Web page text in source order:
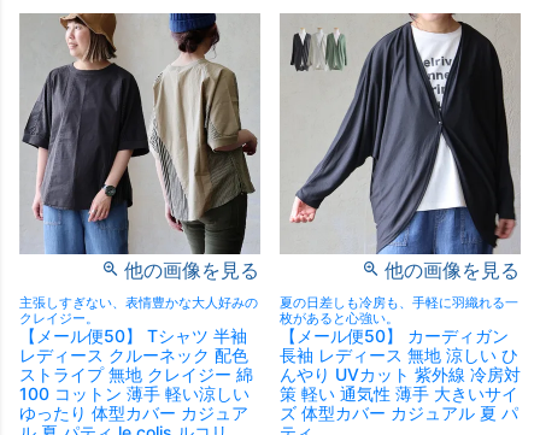
他の画像を見る
主張しすぎない、表情豊かな大人好みの
クレイジー。
【メール便50】 Tシャツ 半袖
レディース クルーネック 配色
ストライプ 無地 クレイジー 綿
100 コットン 薄手 軽い涼しい
ゆったり 体型カバー カジュア
他の画像を見る
夏の日差しも冷房も、手軽に羽織れる一
枚があると心強い。
【メール便50】 カーディガン
長袖 レディース 無地 涼しい ひ
んやり UVカット 紫外線 冷房対
策 軽い 通気性 薄手 大きいサイ
ズ 体型カバー カジュアル 夏 パ